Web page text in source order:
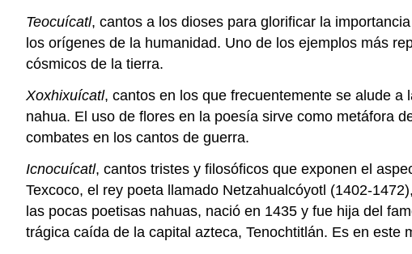
Teocuícatl, cantos a los dioses para glorificar la
los orígenes de la humanidad. Uno de los ejemplos más
cósmicos de la tierra.
Xoxhixuícatl, cantos en los que frecuentemente se alude
nahua. El uso de flores en la poesía sirve como metáfora
combates en los cantos de guerra.
Icnocuícatl, cantos tristes y filosóficos que exponen el
Texcoco, el rey poeta llamado Netzahualcóyotl (1402-
las pocas poetisas nahuas, nació en 1435 y fue hija del
trágica caída de la capital azteca, Tenochtitlán. Es en